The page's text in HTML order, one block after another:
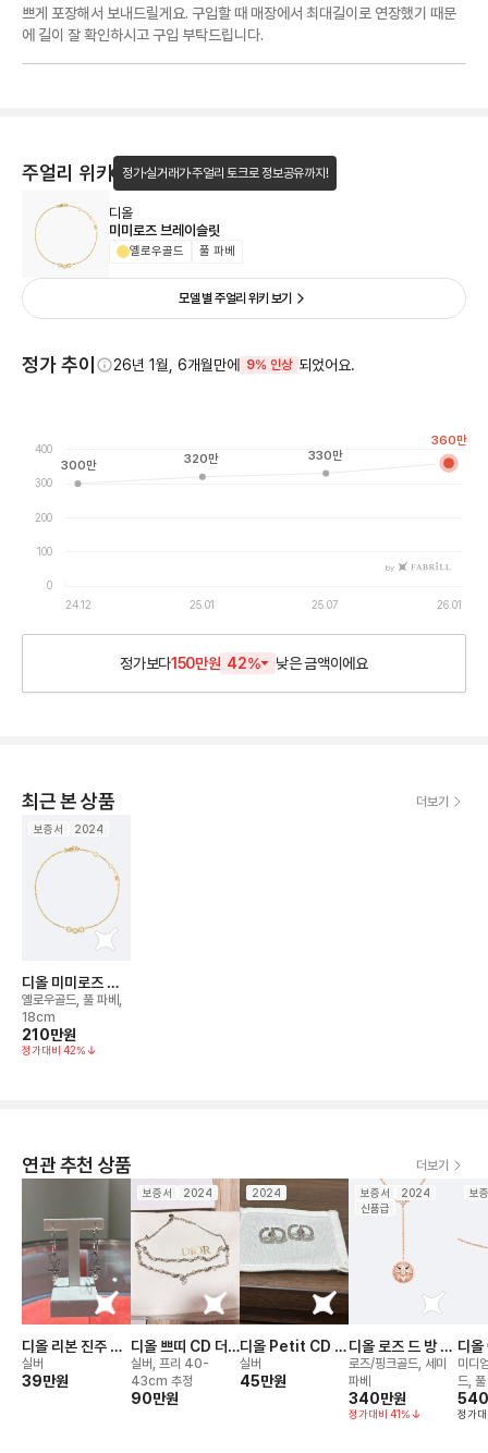
쁘게 포장해서 보내드릴게요. 구입할 때 매장에서 최대길이로 연장했기 때문
에 길이 잘 확인하시고 구입 부탁드립니다.
주얼리 위키 정가·실거래가·주얼리 토크로 정보공유까지!
디올
미미로즈 브레이슬릿
옐로우골드 풀 파베
모델 별 주얼리 위키 보기
정가 추이 26년 1월, 6개월만에 9% 인상 되었어요.
0
100
200
300
400
24.12 25.01 25.07 26.01
by
300만 320만 330만
360만
정가보다150만원 42% 낮은금액이에요
최근 본 상품 더보기
보증서 2024
디올 미미로즈 브
레이슬릿
옐로우골드, 풀 파베,
18cm
210만원
정가대비 42%
연관 추천 상품 더보기
디올 리본 진주 이
어링
실버
39만원
보증서 2024
디올 쁘띠 CD 더
블 체인 진주 네크
리스
실버, 프리 40-
43cm 추정
90만원
2024
디올 Petit CD 이
어링
실버
45만원
보증서
2024
신품급
디올 로즈 드 방 네
크리스
로즈/핑크골드, 세미
파베
340만원
정가대비 41%
보
디올
네크
미디
드,
정가